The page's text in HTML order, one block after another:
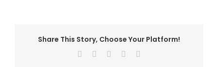
Share This Story, Choose Your Platform!
Facebook Pinterest